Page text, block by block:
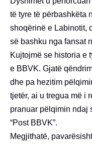
të tyre të përbashkëta
shoqërinë e Labinotit,
së bashku nga fansat
Kujtojmë se historia e
e BBVK. Gjatë
dhe pa hezitim
tjetër, ai u tregua më i
pranuar pëlqimin ndaj
“Post BBVK”.
Megjithatë,